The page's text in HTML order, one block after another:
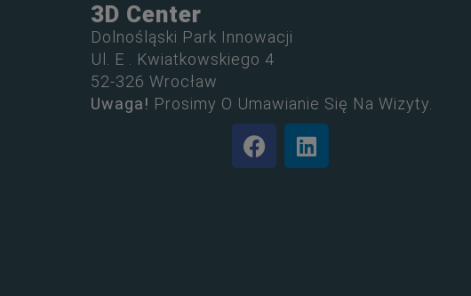
3D Center
Dolnośląski Park Innowacji
Ul. E . Kwiatkowskiego 4
52-326 Wrocław
Uwaga! Prosimy O Umawianie Się Na Wizyty.